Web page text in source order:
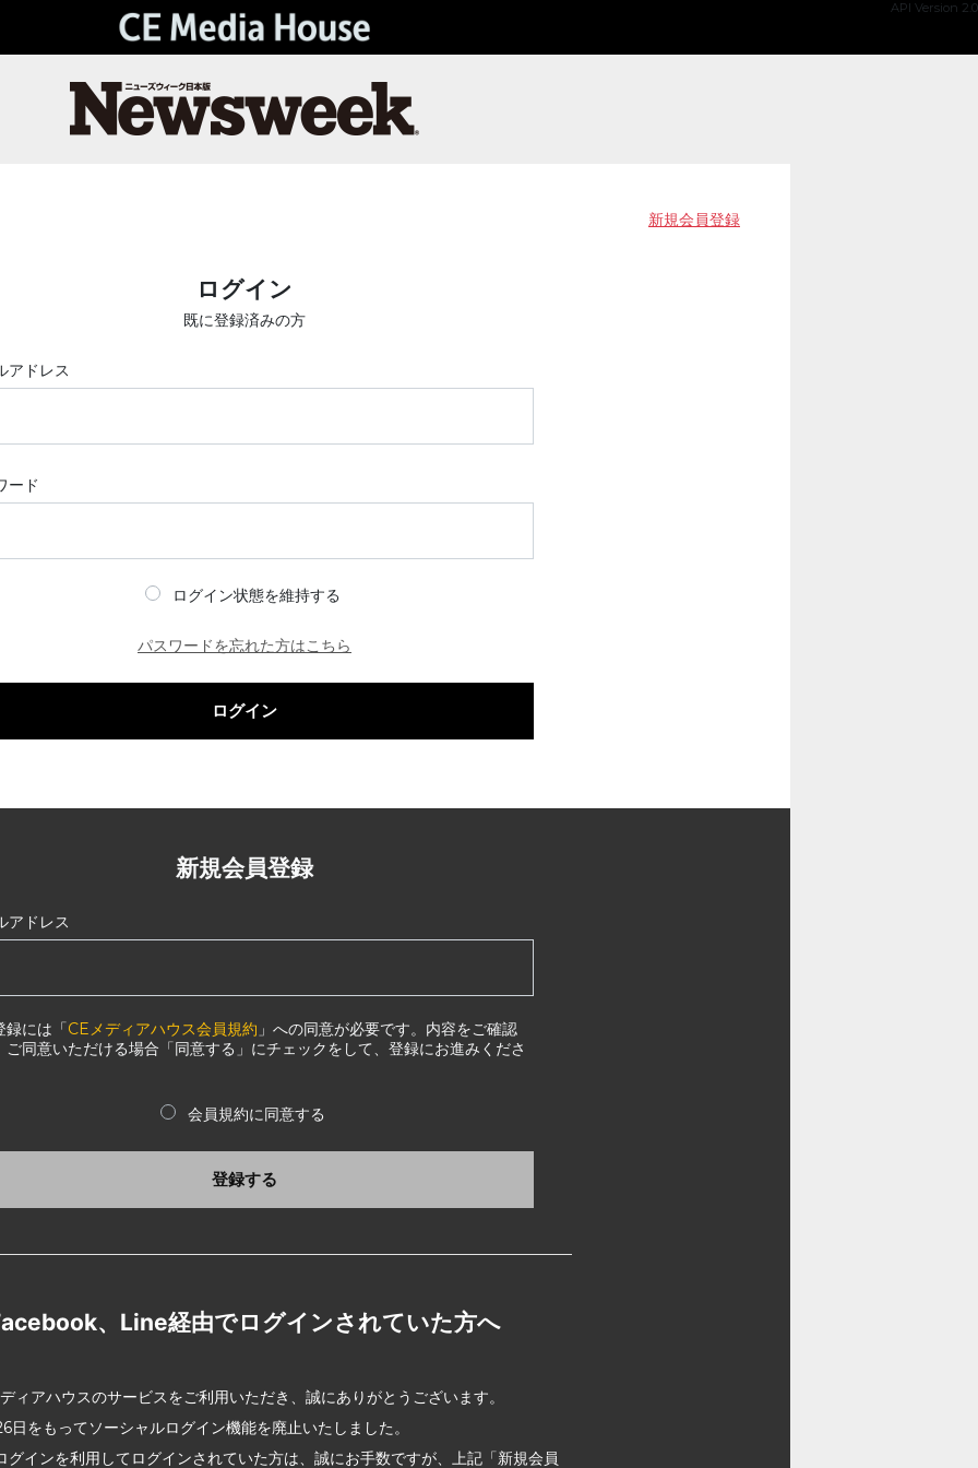
API Version 2.0
新規会員登録
ログイン
既に登録済みの方
アドレス
ード
ログイン状態を維持する
パスワードを忘れた方はこちら
ログイン
新規会員登録
アドレス
録には「CEメディアハウス会員規約 」への同意が必要です。内容をご確認
ご同意いただける場合「同意する」にチェックをして、登録にお進みくださ
会員規約に同意する
登録する
、Line経由でログインされていた方へ
ィアハウスのサービスをご利用いただき、誠にありがとうございます。
日をもってソーシャルログイン機能を廃止いたしました。
グインを利用してログインされていた方は、誠にお手数ですが、上記「新規会員